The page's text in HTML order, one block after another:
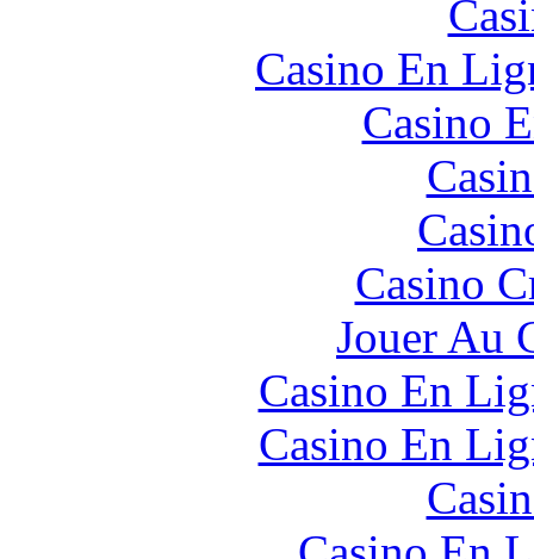
Casino En
Casino
Casino
Jouer Au
Casino En
Casino En